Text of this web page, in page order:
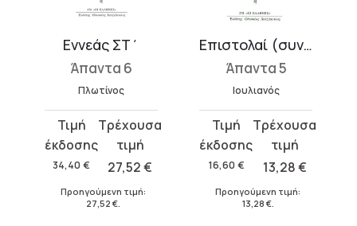
Εννεάς ΣΤ΄
Άπαντα 6
Πλωτίνος
34,40 €
Original
price
was:
27,52€
τρέχουσα
τιμή
27,52 €.
Προηγούμενη τιμή:
27,52 €
Επιστολαί (συνέχεια)
Άπαντα 5
Ιουλιανός
16,60 €
Original
price
was:
13,28€
τρέχουσα
τιμή
13,28 €.
Προηγούμενη τιμή:
13,28 €.